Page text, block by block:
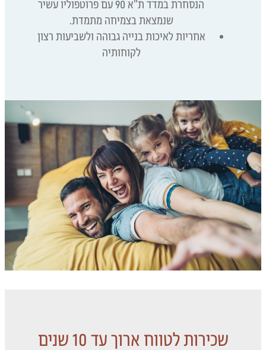
הנסחרת במדד ת"א 90 עם פרוטפוליו עשיר
שנמצאת בצמיחה מתמדת.
אחריות לאיכות בנייה גבוהה ולשביעות רצון
לקוחותיה
שכירות לטווח ארוך עד 10 שנים